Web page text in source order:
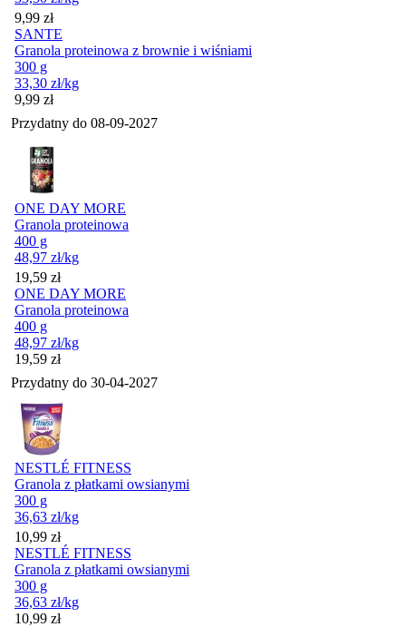
Cena
9,99 zł
SANTE
Granola proteinowa z brownie i wiśniami
300 g
33,30 zł/kg
Cena
9,99 zł
Przydatny do 08-09-2027
ONE DAY MORE
Granola proteinowa
400 g
48,97 zł/kg
Cena
19,59 zł
ONE DAY MORE
Granola proteinowa
400 g
48,97 zł/kg
Cena
19,59 zł
Przydatny do 30-04-2027
NESTLÉ FITNESS
Granola z płatkami owsianymi
300 g
36,63 zł/kg
Cena
10,99 zł
NESTLÉ FITNESS
Granola z płatkami owsianymi
300 g
36,63 zł/kg
Cena
10,99 zł